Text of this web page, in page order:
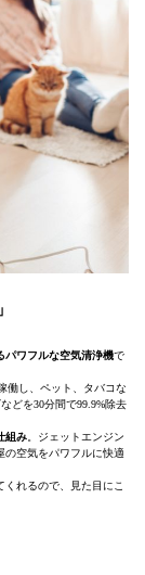
パワフルな空気清浄機で
働し、ペット、タバコな
どを30分間で99.9%除去
組み。ジェットエンジン
の空気をパワフルに快適
れるので、見た目にこ